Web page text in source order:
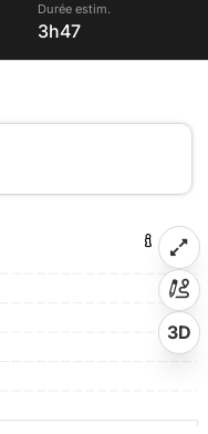
Durée estim.
3h47
3D